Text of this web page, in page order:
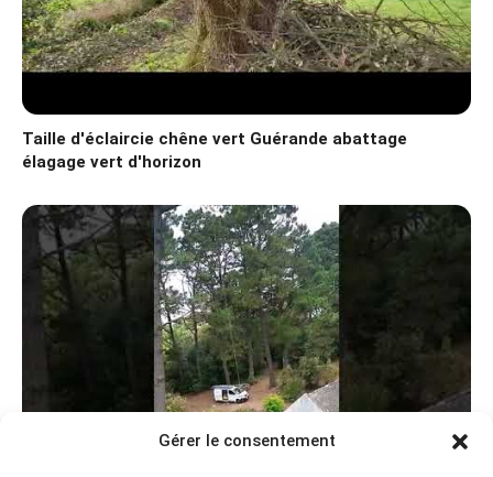
Gérer le consentement
Taille d'éclaircie chêne vert Guérande abattage
élagage vert d'horizon